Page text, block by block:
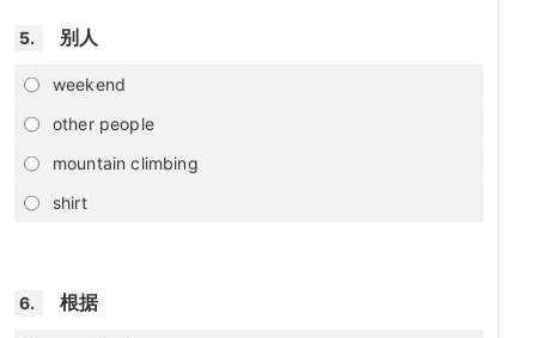
5. 别人
weekend
other people
mountain climbing
shirt
6. 根据